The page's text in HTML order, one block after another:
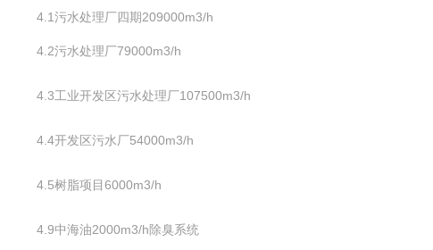
4.1污水处理厂四期209000m3/h
4.2污水处理厂79000m3/h
4.3工业开发区污水处理厂107500m3/h
4.4开发区污水厂54000m3/h
4.5树脂项目6000m3/h
4.9中海油2000m3/h除臭系统